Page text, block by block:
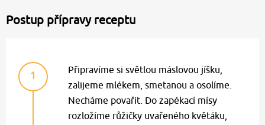
Postup přípravy receptu
1
Připravíme si světlou máslovou jíšku,
zalijeme mlékem, smetanou a osolíme.
Necháme povařit. Do zapékací mísy
rozložíme růžičky uvařeného květáku,